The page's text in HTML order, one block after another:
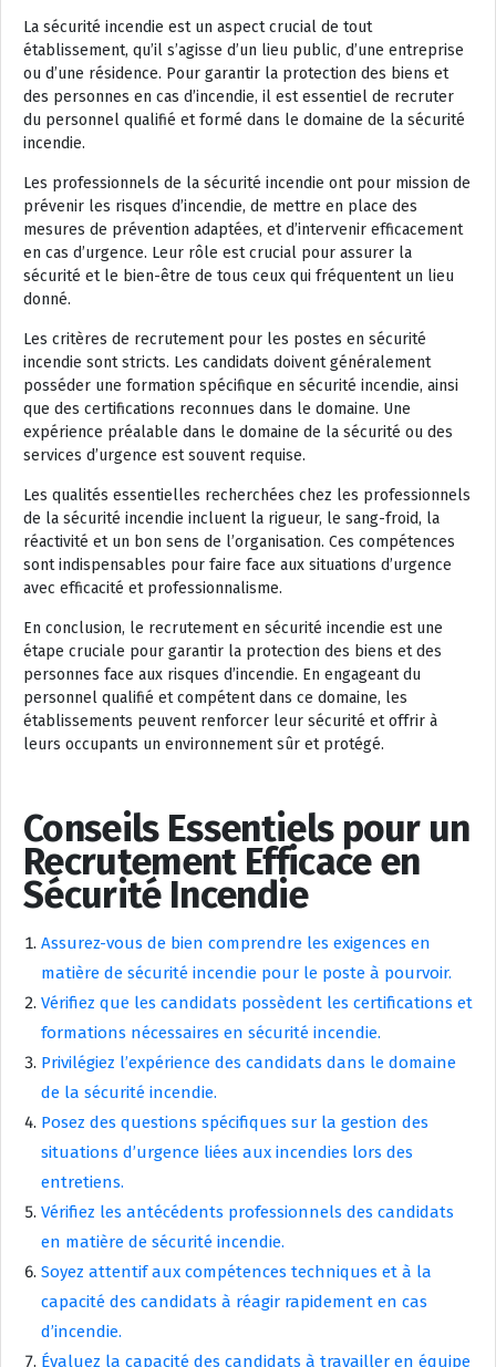
La sécurité incendie est un aspect crucial de tout
établissement, qu’il s’agisse d’un lieu public, d’une entreprise
ou d’une résidence. Pour garantir la protection des biens et
des personnes en cas d’incendie, il est essentiel de recruter
du personnel qualifié et formé dans le domaine de la sécurité
incendie.
Les professionnels de la sécurité incendie ont pour mission de
prévenir les risques d’incendie, de mettre en place des
mesures de prévention adaptées, et d’intervenir efficacement
en cas d’urgence. Leur rôle est crucial pour assurer la
sécurité et le bien-être de tous ceux qui fréquentent un lieu
donné.
Les critères de recrutement pour les postes en sécurité
incendie sont stricts. Les candidats doivent généralement
posséder une formation spécifique en sécurité incendie, ainsi
que des certifications reconnues dans le domaine. Une
expérience préalable dans le domaine de la sécurité ou des
services d’urgence est souvent requise.
Les qualités essentielles recherchées chez les professionnels
de la sécurité incendie incluent la rigueur, le sang-froid, la
réactivité et un bon sens de l’organisation. Ces compétences
sont indispensables pour faire face aux situations d’urgence
avec efficacité et professionnalisme.
En conclusion, le recrutement en sécurité incendie est une
étape cruciale pour garantir la protection des biens et des
personnes face aux risques d’incendie. En engageant du
personnel qualifié et compétent dans ce domaine, les
établissements peuvent renforcer leur sécurité et offrir à
leurs occupants un environnement sûr et protégé.
Conseils Essentiels pour un
Recrutement Efficace en
Sécurité Incendie
Assurez-vous de bien comprendre les exigences en
matière de sécurité incendie pour le poste à pourvoir.
Vérifiez que les candidats possèdent les certifications et
formations nécessaires en sécurité incendie.
Privilégiez l’expérience des candidats dans le domaine
de la sécurité incendie.
Posez des questions spécifiques sur la gestion des
situations d’urgence liées aux incendies lors des
entretiens.
Vérifiez les antécédents professionnels des candidats
en matière de sécurité incendie.
Soyez attentif aux compétences techniques et à la
capacité des candidats à réagir rapidement en cas
d’incendie.
Évaluez la capacité des candidats à travailler en équipe